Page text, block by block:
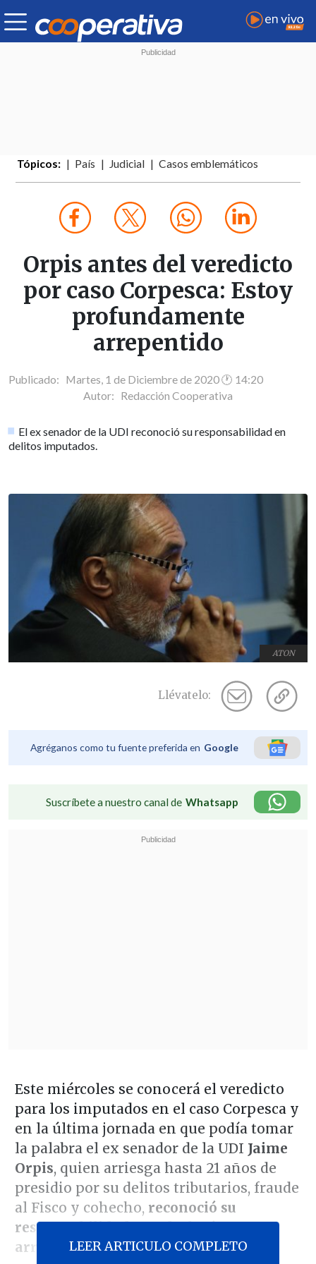
Tópicos: País Judicial Casos emblemáticos
Orpis antes del veredicto
por caso Corpesca: Estoy
profundamente
arrepentido
Publicado: Martes, 1 de Diciembre de 2020 🕐 14:20
Autor: Redacción Cooperativa
El ex senador de la UDI reconoció su responsabilidad en
delitos imputados.
ATON
Llévatelo:
Agréganos como tu fuente preferida en Google
Suscríbete a nuestro canal de Whatsapp
Este miércoles se conocerá el veredicto
para los imputados en el caso Corpesca y
en la última jornada en que podía tomar
la palabra el ex senador de la UDI Jaime
Orpis, quien arriesga hasta 21 años de
presidio por su delitos tributarios, fraude
al Fisco y cohecho, reconoció su
responsabilidad y se declaró
arrepentido.
LEER ARTICULO COMPLETO